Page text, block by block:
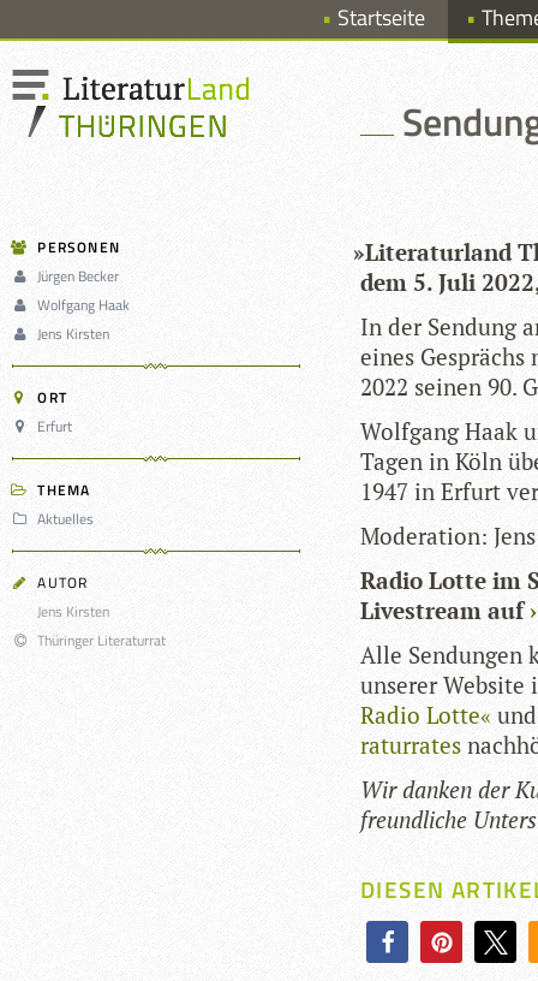
Startseite
PERSONEN
Jürgen Becker
Wolfgang Haak
Jens Kirsten
ORT
Erfurt
THEMA
Aktuelles
AUTOR
Jens Kirsten
Thüringer Literaturrat
»Lite­ra­tur­land
dem 5. Juli
In der Sen­dung
eines Gesprächs
2022 sei­nen 90.
Wolf­gang Haak
Tagen in Köln
1947 in Erfurt
Mode­ra­tion:
Radio Lotte im
Live­stream auf
Alle Sen­dun­gen
unse­rer
Radio Lotte«
ra­tur­ra­tes
Wir dan­ken der
freund­li­che
DIESEN